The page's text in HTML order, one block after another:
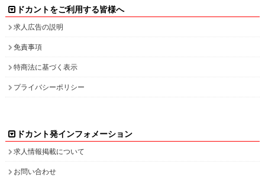
ドカントをご利用する皆様へ
求人広告の説明
免責事項
特商法に基づく表示
プライバシーポリシー
ドカント発インフォメーション
求人情報掲載について
お問い合わせ